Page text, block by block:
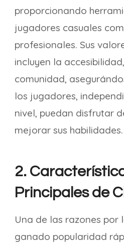
proporcionando
jugadores casuales
profesionales. Sus
incluyen la
comunidad,
los jugadores,
nivel, puedan disfrutar
mejorar sus habilidades.
2.
Principales de
Una de las razones por
ganado popularidad